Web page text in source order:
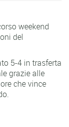
weekend
del
5-4 in trasferta
grazie alle
che vince